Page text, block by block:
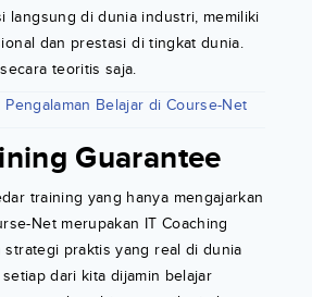
langsung di dunia industri, memiliki
dan prestasi di tingkat dunia.
teoritis saja.
Pengalaman Belajar di Course-Net
Guarantee
training yang hanya mengajarkan
Net merupakan IT Coaching
strategi praktis yang real di dunia
dari kita dijamin belajar